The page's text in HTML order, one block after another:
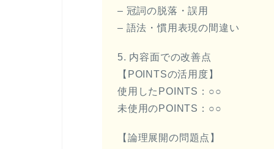
– 冠詞の脱落・誤用
– 語法・慣用表現の間違い
5. 内容面での改善点
【POINTSの活用度】
使用したPOINTS：○○
未使用のPOINTS：○○
【論理展開の問題点】